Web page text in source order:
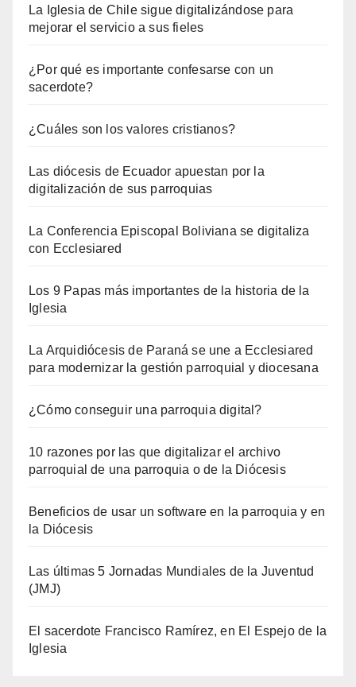
La Iglesia de Chile sigue digitalizándose para
mejorar el servicio a sus fieles
¿Por qué es importante confesarse con un
sacerdote?
¿Cuáles son los valores cristianos?
Las diócesis de Ecuador apuestan por la
digitalización de sus parroquias
La Conferencia Episcopal Boliviana se digitaliza
con Ecclesiared
Los 9 Papas más importantes de la historia de la
Iglesia
La Arquidiócesis de Paraná se une a Ecclesiared
para modernizar la gestión parroquial y diocesana
¿Cómo conseguir una parroquia digital?
10 razones por las que digitalizar el archivo
parroquial de una parroquia o de la Diócesis
Beneficios de usar un software en la parroquia y en
la Diócesis
Las últimas 5 Jornadas Mundiales de la Juventud
(JMJ)
El sacerdote Francisco Ramírez, en El Espejo de la
Iglesia